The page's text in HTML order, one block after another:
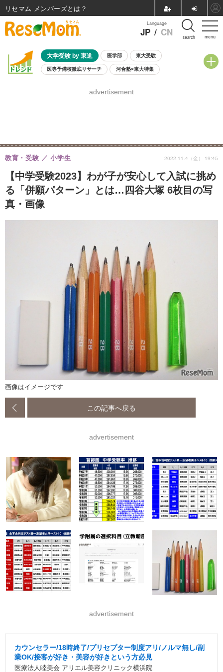
menu
Language
JP / CN search
大学受験 by 東進 医学部 東大受験
医専予備校徹底リサーチ 河合塾×東大特集
8月開催学校説明会・相談会
advertisement
【中学受験2023】わが子が安心して入試に挑め
る「併願パターン」とは…四谷大塚 6枚目の写
真・画像
教育・受験 小学生 2022.11.4（金） 19:45
画像はイメージです
この記事へ戻る
advertisement
advertisement
カウンセラー/18時終了/プリセプター制度アリ/ノルマ無し/副
業OK/接客が好き・美容が好きという方必見
医療法人睦美会 アリエル美容クリニック横浜院
リセマム メンバーズ